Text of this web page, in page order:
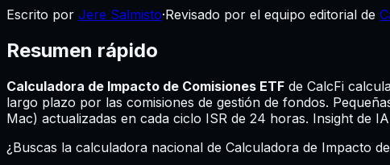
Escrito por Jere Salmisto·Revisado por el equipo editorial de
Resumen rápido
Calculadora de Impacto de Comisiones ETF de CalcFi
largo plazo por las comisiones de gestión de fondos.
Mac) actualizadas en cada ciclo ISR de 24 horas. Insight de
¿Buscas la calculadora nacional de Calculadora de Impacto